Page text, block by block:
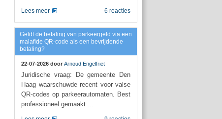
6 reacties
Lees meer
Geldt de betaling van parkeergeld via een
malafide QR-code als een bevrijdende
betaling?
22-07-2026 door Arnoud Engelfriet
Juridische vraag: De gemeente Den
Haag waarschuwde recent voor valse
QR-codes op parkeerautomaten. Best
professioneel gemaakt ...